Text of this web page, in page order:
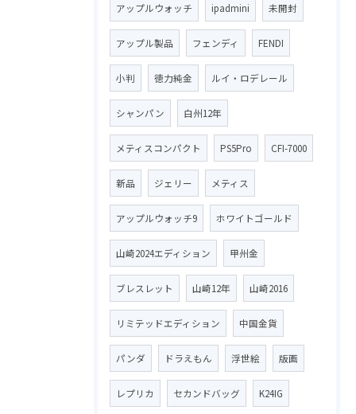
アップルウォッチ ipadmini 未開封
アップル製品 フェンディ FENDI
小判 徳力純金 ルイ・ロデレール
シャンパン 白州12年
メティスコンパクト PS5Pro CFI-7000
新品 ジェリー メティス
アップルウォッチ9 ホワイトゴールド
山崎2024エディション 甲州金
ブレスレット 山崎12年 山崎2016
リミテッドエディション 中国金貨
パンダ ドラえもん 浮世絵 版画
レプリカ セカンドバッグ K24IG